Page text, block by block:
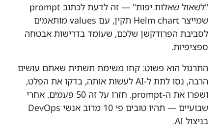
"לשאול שאלות יפות" — זה לדעת לכתוב prompt
שמייצר Helm chart תקין, עם values מותאמים
לסביבת הפרודקשן שלכם, שעומד בדרישות אבטחה
ספציפיות.
התרגול הוא פשוט: קחו משימת תשתית שאתם עושים
הרבה, נסו לתת ל-AI לעשות אותה, בדקו את הפלט,
ושפרו את ה-prompt. חזרו על זה 50 פעמים. אחרי
שבועיים — תהיו טובים פי 10 מרוב אנשי DevOps
בניצול AI.